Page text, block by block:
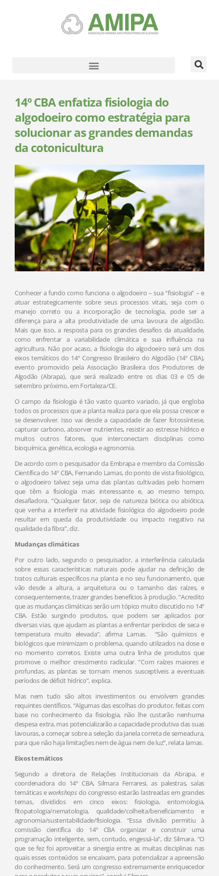
14º CBA enfatiza fisiologia do
algodoeiro como estratégia para
solucionar as grandes demandas
da cotonicultura
Conhecer a fundo como funciona o algodoeiro – sua “fisiologia” – e
atuar estrategicamente sobre seus processos vitais, seja com o
manejo correto ou a incorporação de tecnologia, pode ser a
diferença para a alta produtividade de uma lavoura de algodão.
Mais que isso, a resposta para os grandes desafios da atualidade,
como enfrentar a variabilidade climática e sua influência na
agricultura. Não por acaso, a fisiologia do algodoeiro será um dos
eixos temáticos do 14º Congresso Brasileiro do Algodão (14º CBA),
evento promovido pela Associação Brasileira dos Produtores de
Algodão (Abrapa), que será realizado entre os dias 03 e 05 de
setembro próximo, em Fortaleza/CE.
O campo da fisiologia é tão vasto quanto variado, já que engloba
todos os processos que a planta realiza para que ela possa crescer e
se desenvolver. Isso vai desde a capacidade de fazer fotossíntese,
capturar carbono, absorver nutrientes, resistir ao estresse hídrico e
muitos outros fatores, que interconectam disciplinas como
bioquímica, genética, ecologia e agronomia.
De acordo com o pesquisador da Embrapa e membro da Comissão
Científica do 14º CBA, Fernando Lamas, do ponto de vista fisiológico,
o algodoeiro talvez seja uma das plantas cultivadas pelo homem
que têm a fisiologia mais interessante e, ao mesmo tempo,
desafiadora. “Qualquer fator, seja de natureza biótica ou abiótica,
que venha a interferir na atividade fisiológica do algodoeiro pode
resultar em queda da produtividade ou impacto negativo na
qualidade da fibra”, diz.
Mudanças climáticas
Por outro lado, segundo o pesquisador, a interferência calculada
sobre essas características naturais pode ajudar na definição de
tratos culturais específicos na planta e no seu funcionamento, que
vão desde a altura, a arquitetura ou o tamanho das raízes, e
consequentemente, trazer grandes benefícios à produção. “Acredito
que as mudanças climáticas serão um tópico muito discutido no 14º
CBA. Estão surgindo produtos, que podem ser aplicados por
diversas vias, que ajudam as plantas a enfrentar períodos de seca e
temperatura muito elevada”, afirma Lamas. “São químicos e
biológicos que minimizam o problema, quando utilizados na dose e
no momento corretos. Existe uma outra linha de produtos que
promove o melhor crescimento radicular. “Com raízes maiores e
profundas, as plantas se tornam menos susceptíveis a eventuais
períodos de déficit hídrico”, explica.
Mas nem tudo são altos investimentos ou envolvem grandes
requintes científicos. “Algumas das escolhas do produtor, feitas com
base no conhecimento da fisiologia, não lhe custarão nenhuma
despesa extra, mas potencializarão a capacidade produtiva das suas
lavouras, a começar sobre a seleção da janela correta de semeadura,
para que não haja limitações nem de água nem de luz”, relata lamas.
Eixos temáticos
Segundo a diretora de Relações Institucionais da Abrapa, e
coordenadora do 14º CBA, Silmara Ferraresi, as palestras, salas
temáticas eworkshops do congresso estarão lastreadas em grandes
temas, divididos em cinco eixos: fisiologia, entomologia,
fitopatologia/nematologia, qualidade/colheita/beneficiamento e
agronomia/sustentabilidade/fisiologia. “Essa divisão permitiu à
comissão científica do 14º CBA organizar e construir uma
programação inteligente, sem, contudo, engessá-la”, diz Silmara. “O
que se fez foi aproveitar a sinergia entre as muitas disciplinas nas
quais esses conteúdos se encaixam, para potencializar a apreensão
do conhecimento. Será um congresso extremamente enriquecedor